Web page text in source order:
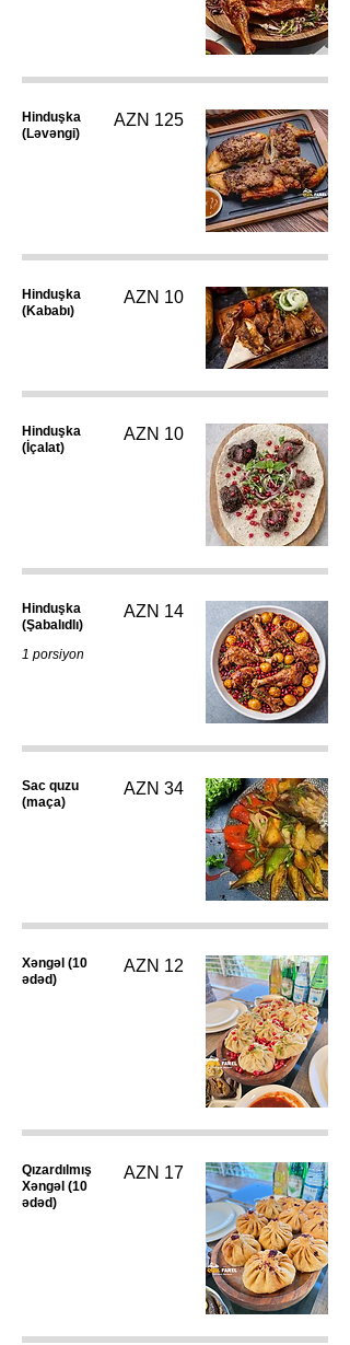
Hinduşka
(Ləvəngi)
AZN 125
Hinduşka
(Kababı)
AZN 10
Hinduşka
(İçalat)
AZN 10
Hinduşka
(Şabalıdlı)
1 porsiyon
AZN 14
Sac quzu
(maça)
AZN 34
Xəngəl (10
ədəd)
AZN 12
Qızardılmış
Xəngəl (10
ədəd)
AZN 17